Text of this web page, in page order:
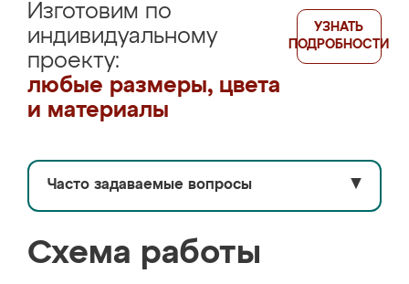
Изготовим по
индивидуальному
проекту:
любые размеры, цвета
и материалы
УЗНАТЬ
ПОДРОБНОСТИ
Часто задаваемые вопросы ▼
Схема работы